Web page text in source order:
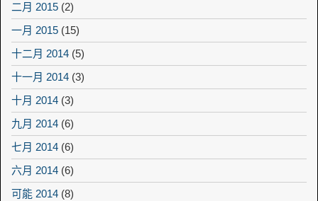
二月 2015 (2)
一月 2015 (15)
十二月 2014 (5)
十一月 2014 (3)
十月 2014 (3)
九月 2014 (6)
七月 2014 (6)
六月 2014 (6)
可能 2014 (8)